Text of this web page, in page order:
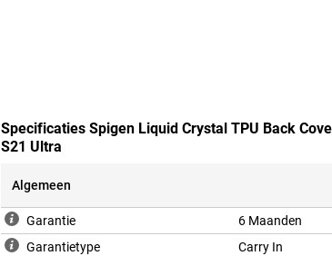
Specificaties Spigen Liquid Crystal TPU Back
S21 Ultra
Algemeen
Garantie
6 Maanden
Garantietype
Carry In